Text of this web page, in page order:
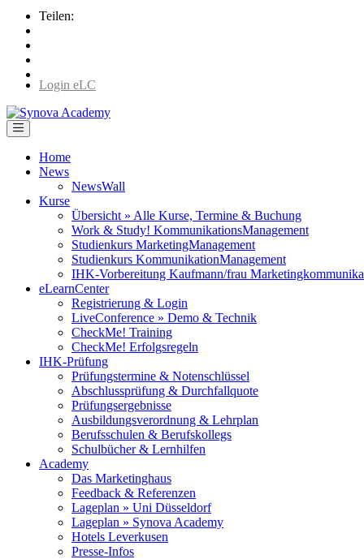
Teilen:
Login eLC
Home
News
NewsWall
Kurse
Übersicht » Alle Kurse, Termine & Buchung
Work & Study! KommunikationsManagement
Studienkurs MarketingManagement
Studienkurs KommunikationManagement
IHK-Vorbereitung Kaufmann/frau
eLearnCenter
Registrierung & Login
LiveConference » Demo & Technik
CheckMe! Training
CheckMe! Erfolgsregeln
IHK-Prüfung
Prüfungstermine & Notenschlüssel
Abschlussprüfung & Durchfallquote
Prüfungsergebnisse
Ausbildungsverordnung & Lehrplan
Berufsschulen & Berufskollegs
Schulbücher & Lernhilfen
Academy
Das Marketinghaus
Feedback & Referenzen
Lageplan » Uni Düsseldorf
Lageplan » Synova Academy
Hotels Leverkusen
Presse-Infos